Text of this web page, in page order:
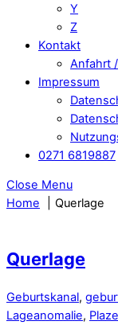
Y
Z
Kontakt
Anfahrt
Impressum
0271 6819887
Close Menu
Home
Querlage
Querlage
Geburtskanal,
Lageanomalie,